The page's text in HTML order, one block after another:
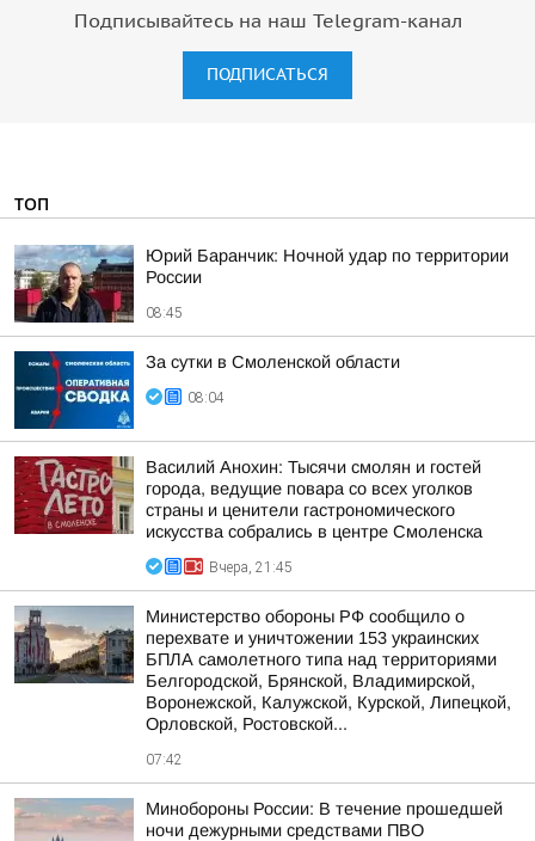
Подписывайтесь на наш Telegram-канал
ПОДПИСАТЬСЯ
ТОП
Юрий Баранчик: Ночной удар по территории
России
08:45
За сутки в Смоленской области
08:04
Василий Анохин: Тысячи смолян и гостей
города, ведущие повара со всех уголков
страны и ценители гастрономического
искусства собрались в центре Смоленска
Вчера, 21:45
Министерство обороны РФ сообщило о
перехвате и уничтожении 153 украинских
БПЛА самолетного типа над территориями
Белгородской, Брянской, Владимирской,
Воронежской, Калужской, Курской, Липецкой,
Орловской, Ростовской...
07:42
Минобороны России: В течение прошедшей
ночи дежурными средствами ПВО